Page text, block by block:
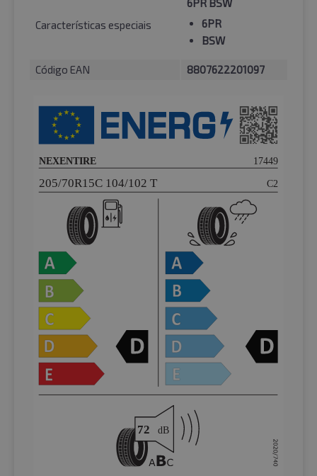
Características especiais
6PR BSW
6PR
BSW
Código EAN 8807622201097